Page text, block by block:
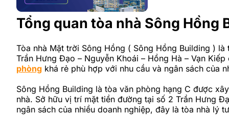
Tổng quan tòa nhà Sông Hồng
Tòa nhà Mặt trời Sông Hồng ( Sông Hồng Building )
Trần Hưng Đạo – Nguyễn Khoái – Hồng Hà – Vạn
phòng khá rẻ phù hợp với nhu cầu và ngân sách của
Sông Hồng Building là tòa văn phòng hạng C được
nhà. Sở hữu vị trí mặt tiền đường tại số 2 Trần Hưng
ngân sách của nhiều doanh nghiệp, đây là tòa nhà lý